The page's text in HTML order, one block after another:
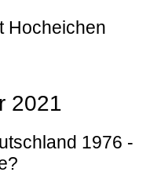
Hocheichen
2021
1976 -